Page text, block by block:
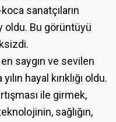
sanatçıların
oldu. Bu görüntüyü
saygın ve sevilen
hayal kırıklığı oldu.
ile girmek,
sağlığın,